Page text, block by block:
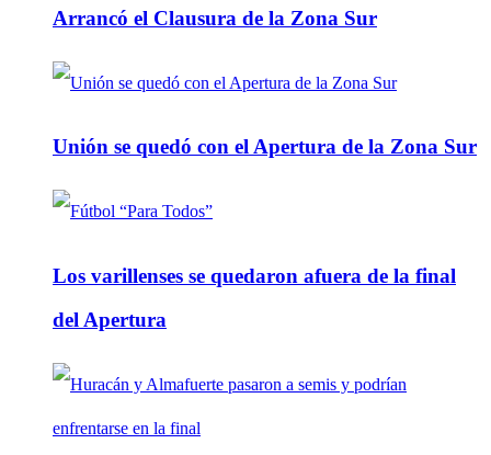
Arrancó el Clausura de la Zona Sur
Unión se quedó con el Apertura de la Zona Sur
Los varillenses se quedaron afuera de la final
del Apertura